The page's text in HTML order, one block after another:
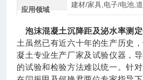
应用领域
建材/家具,电子/电池,
泡沫混凝土沉降距及泌水率测
土虽然已有近六十年的生产历史
凝土专业生产厂家及试验仪器，
的试验和检验方法难以统一。针